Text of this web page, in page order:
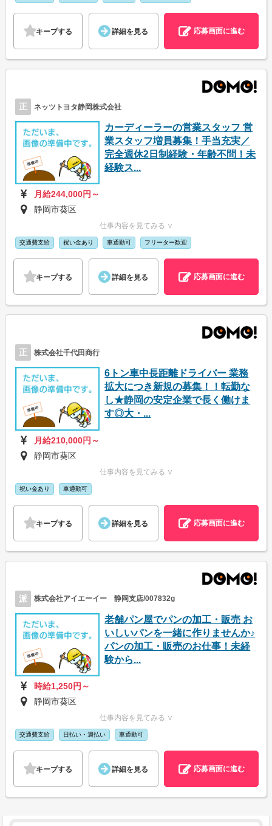
キープする 詳細を見る 応募画面に進む
正 ネッツトヨタ静岡株式会社
カーディーラーの営業スタッフ 営
業スタッフ増員募集！手当充実／
完全週休2日制経験・年齢不問！未
経験ス...
月給244,000円～
静岡市葵区
仕事内容を見てみる ∨
交通費支給 祝い金あり 車通勤可 フリーター歓迎
キープする 詳細を見る 応募画面に進む
正 株式会社千代田商行
6トン車中長距離ドライバー 業務
拡大につき新規の募集！！転勤な
し★静岡の安定企業で長く働けま
す◎大・...
月給210,000円～
静岡市葵区
仕事内容を見てみる ∨
祝い金あり 車通勤可
キープする 詳細を見る 応募画面に進む
派 株式会社アイエーイー 静岡支店/007832g
老舗パン屋でパンの加工・販売 お
いしいパンを一緒に作りませんか♪
パンの加工・販売のお仕事！未経
験から...
時給1,250円～
静岡市葵区
仕事内容を見てみる ∨
交通費支給 日払い・週払い 車通勤可
キープする 詳細を見る 応募画面に進む